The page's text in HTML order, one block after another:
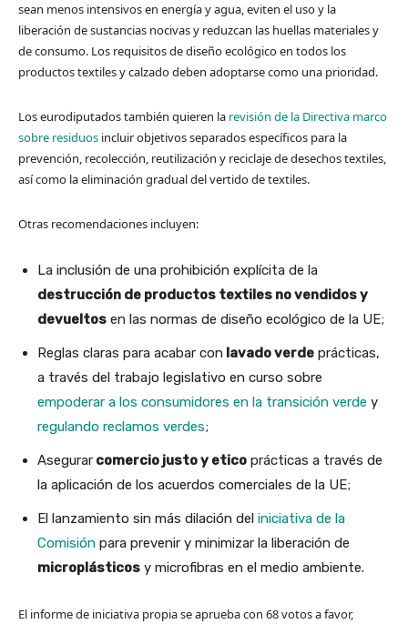
sean menos intensivos en energía y agua, eviten el uso y la
liberación de sustancias nocivas y reduzcan las huellas materiales y
de consumo. Los requisitos de diseño ecológico en todos los
productos textiles y calzado deben adoptarse como una prioridad.
Los eurodiputados también quieren la revisión de la Directiva marco
sobre residuos incluir objetivos separados específicos para la
prevención, recolección, reutilización y reciclaje de desechos textiles,
así como la eliminación gradual del vertido de textiles.
Otras recomendaciones incluyen:
La inclusión de una prohibición explícita de la
destrucción de productos textiles no vendidos y
devueltos en las normas de diseño ecológico de la UE;
Reglas claras para acabar con lavado verde prácticas,
a través del trabajo legislativo en curso sobre
empoderar a los consumidores en la transición verde y
regulando reclamos verdes;
Asegurar comercio justo y etico prácticas a través de
la aplicación de los acuerdos comerciales de la UE;
El lanzamiento sin más dilación del iniciativa de la
Comisión para prevenir y minimizar la liberación de
microplásticos y microfibras en el medio ambiente.
El informe de iniciativa propia se aprueba con 68 votos a favor,